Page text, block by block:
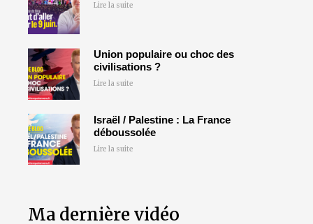
Lire la suite
Union populaire ou choc des
civilisations ?
Lire la suite
Israël / Palestine : La France
déboussolée
Lire la suite
Ma dernière vidéo